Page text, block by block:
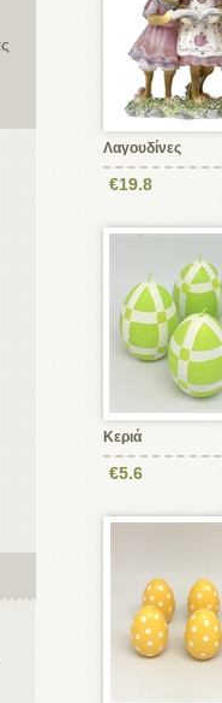
Λαγουδίνες
€19.8
Κεριά
€5.6